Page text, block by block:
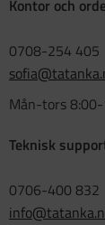
Kontor och
0708-254 405
Mån-tors
Teknisk
0706-400 832